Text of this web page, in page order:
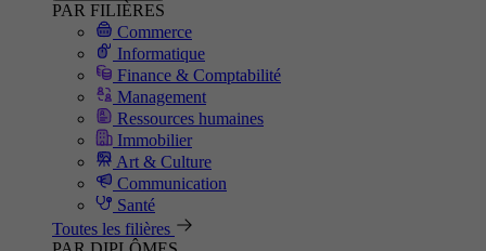
PAR FILIÈRES
Commerce
Informatique
Finance & Comptabilité
Management
Ressources humaines
Immobilier
Art & Culture
Communication
Santé
Toutes les filières